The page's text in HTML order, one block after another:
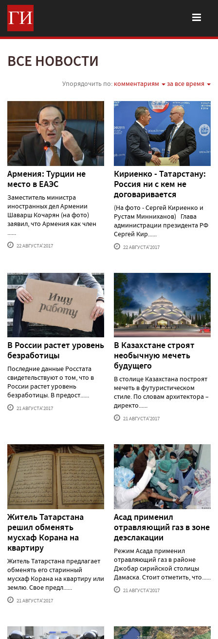
ВСЕ НОВОСТИ
Упорядочить по: комментариям за все время
Армения: Турции не
место в ЕАЭС
Заместитель министра
иностранных дел Армении
Шаварш Кочарян (на фото)
заявил, что Армения как член
......
22 АВГУСТА'2017
Кириенко - Татарстану:
Россия ни с кем не
договаривается
(На фото - Сергей Кириенко и
Рустам Минниханов) Глава
администрации президента РФ
Сергей Кир......
22 АВГУСТА'2017
В России растет уровень
безработицы
Последние данные Росстата
свидетельствуют о том, что в
России растет уровень
безработицы. В предост......
21 АВГУСТА'2017
В Казахстане строят
необычную мечеть
будущего
В столице Казахстана построят
мечеть в футуристическом
стиле. По словам архитектора –
директо......
21 АВГУСТА'2017
Житель Татарстана
решил обменять
мусхаф Корана на
квартиру
Житель Татарстана предлагает
обменять его старинный
мусхаф Корана на квартиру или
землю. Свое предл......
21 АВГУСТА'2017
Асад применил
отравляющий газ в зоне
деэслакации
Режим Асада применил
отравляющий газ в районе
Джобар сирийской столицы
Дамаска. Стоит отметить, что......
21 АВГУСТА'2017